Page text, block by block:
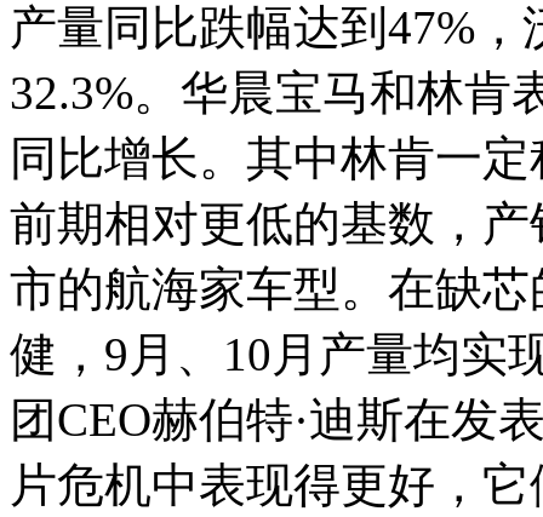
产量同比跌幅达到47%
32.3%。华晨宝马和林肯
同比增长。其中林肯一
前期相对更低的基数，
市的航海家车型。在缺
健，9月、10月产量均实
团CEO赫伯特·迪斯在发
片危机中表现得更好，